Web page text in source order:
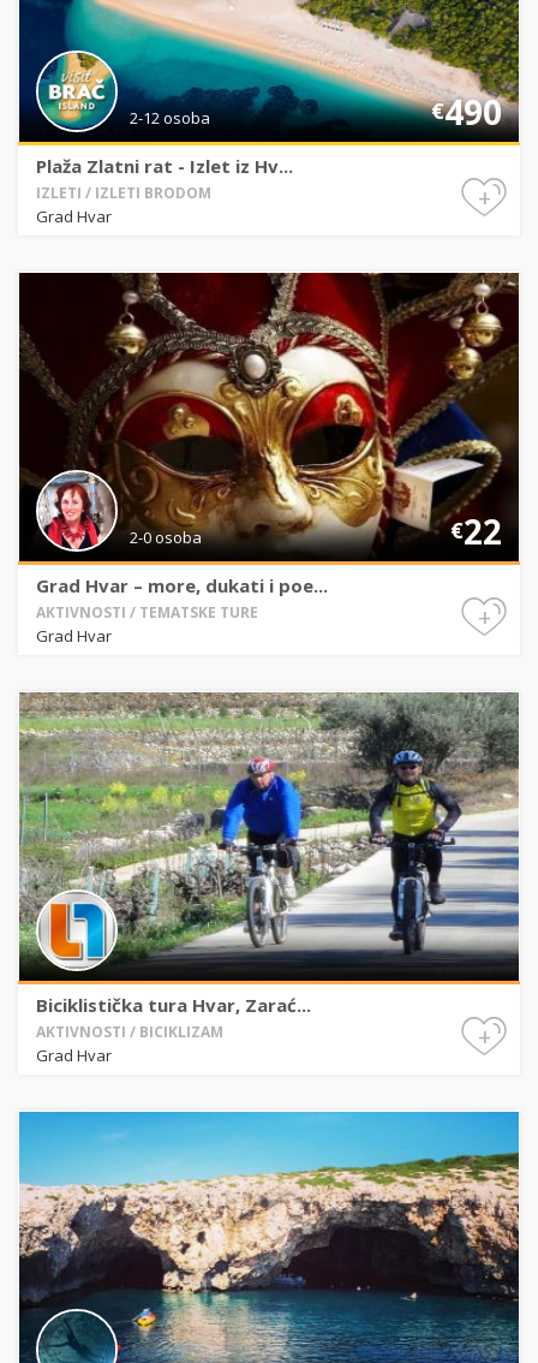
2-12 osoba €490
Plaža Zlatni rat - Izlet iz Hv...
IZLETI / IZLETI BRODOM
Grad Hvar
+
2-0 osoba €22
Grad Hvar – more, dukati i poe...
AKTIVNOSTI / TEMATSKE TURE
Grad Hvar
+
Biciklistička tura Hvar, Zarać...
AKTIVNOSTI / BICIKLIZAM
Grad Hvar
+